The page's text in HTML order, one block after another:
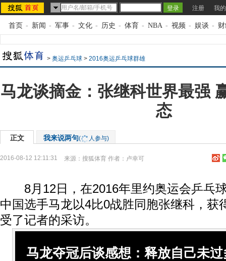
注册 我
首页 - 新闻 - 军事 - 文化 - 历史 - 体育 - NBA - 视频 - 娱谈 -
> 奥运乒乓球 > 2016奥运乒乓球群雄
马龙谈摘金：张继科世界最强
态
正文 我来说两句( 人参与)
2016-08-12 12:11:31 来源： 搜狐体育 作者：卢幸可
8月12日，在2016年里约奥运会乒乓
中国选手马龙以4比0战胜同胞张继科，获
受了记者的采访。
马龙夺冠后谈感想：释放自己未